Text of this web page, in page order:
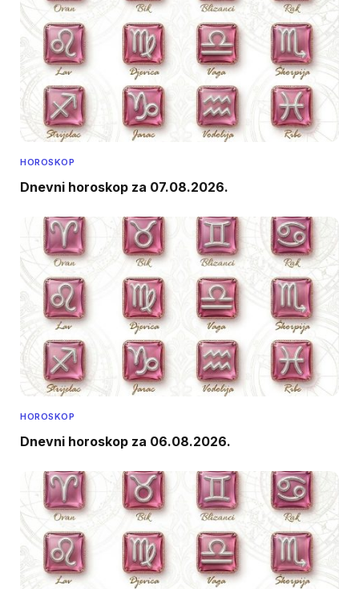
HOROSKOP
Dnevni horoskop za 07.08.2026.
HOROSKOP
Dnevni horoskop za 06.08.2026.